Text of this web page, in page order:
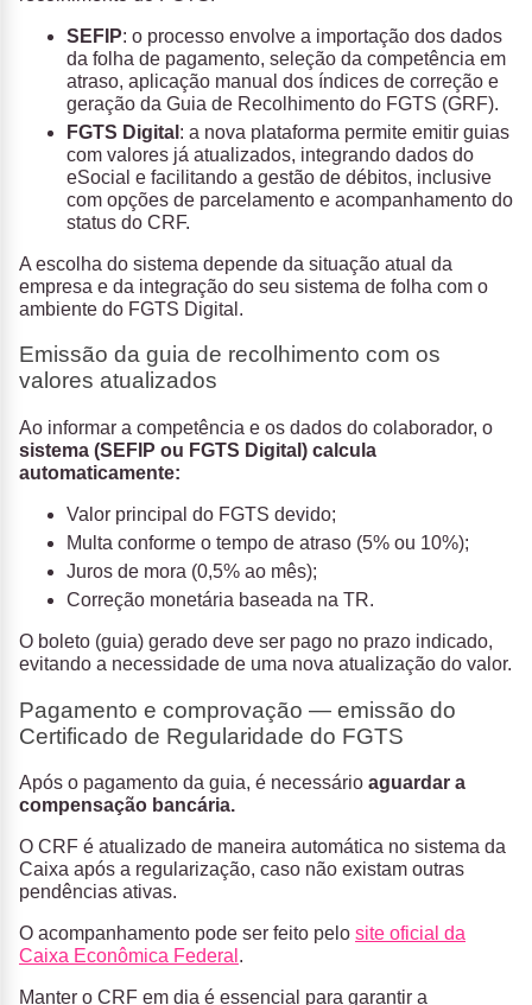
SEFIP: o processo envolve a importação dos dados
da folha de pagamento, seleção da competência em
atraso, aplicação manual dos índices de correção e
geração da Guia de Recolhimento do FGTS (GRF).
FGTS Digital : a nova plataforma permite emitir guias
com valores já atualizados, integrando dados do
eSocial e facilitando a gestão de débitos, inclusive
com opções de parcelamento e acompanhamento do
status do CRF.
A escolha do sistema depende da situação atual da
empresa e da integração do seu sistema de folha com o
ambiente do FGTS Digital.
Emissão da guia de recolhimento com os
valores atualizados
Ao informar a competência e os dados do colaborador, o
sistema (SEFIP ou FGTS Digital) calcula
automaticamente:
Valor principal do FGTS devido;
Multa conforme o tempo de atraso (5% ou 10%);
Juros de mora (0,5% ao mês);
Correção monetária baseada na TR.
O boleto (guia) gerado deve ser pago no prazo indicado,
evitando a necessidade de uma nova atualização do valor.
Pagamento e comprovação — emissão do
Certificado de Regularidade do FGTS
Após o pagamento da guia, é necessário aguardar a
compensação bancária.
O CRF é atualizado de maneira automática no sistema da
Caixa após a regularização, caso não existam outras
pendências ativas.
O acompanhamento pode ser feito pelo site oficial da
Caixa Econômica Federal .
Manter o CRF em dia é essencial para garantir a